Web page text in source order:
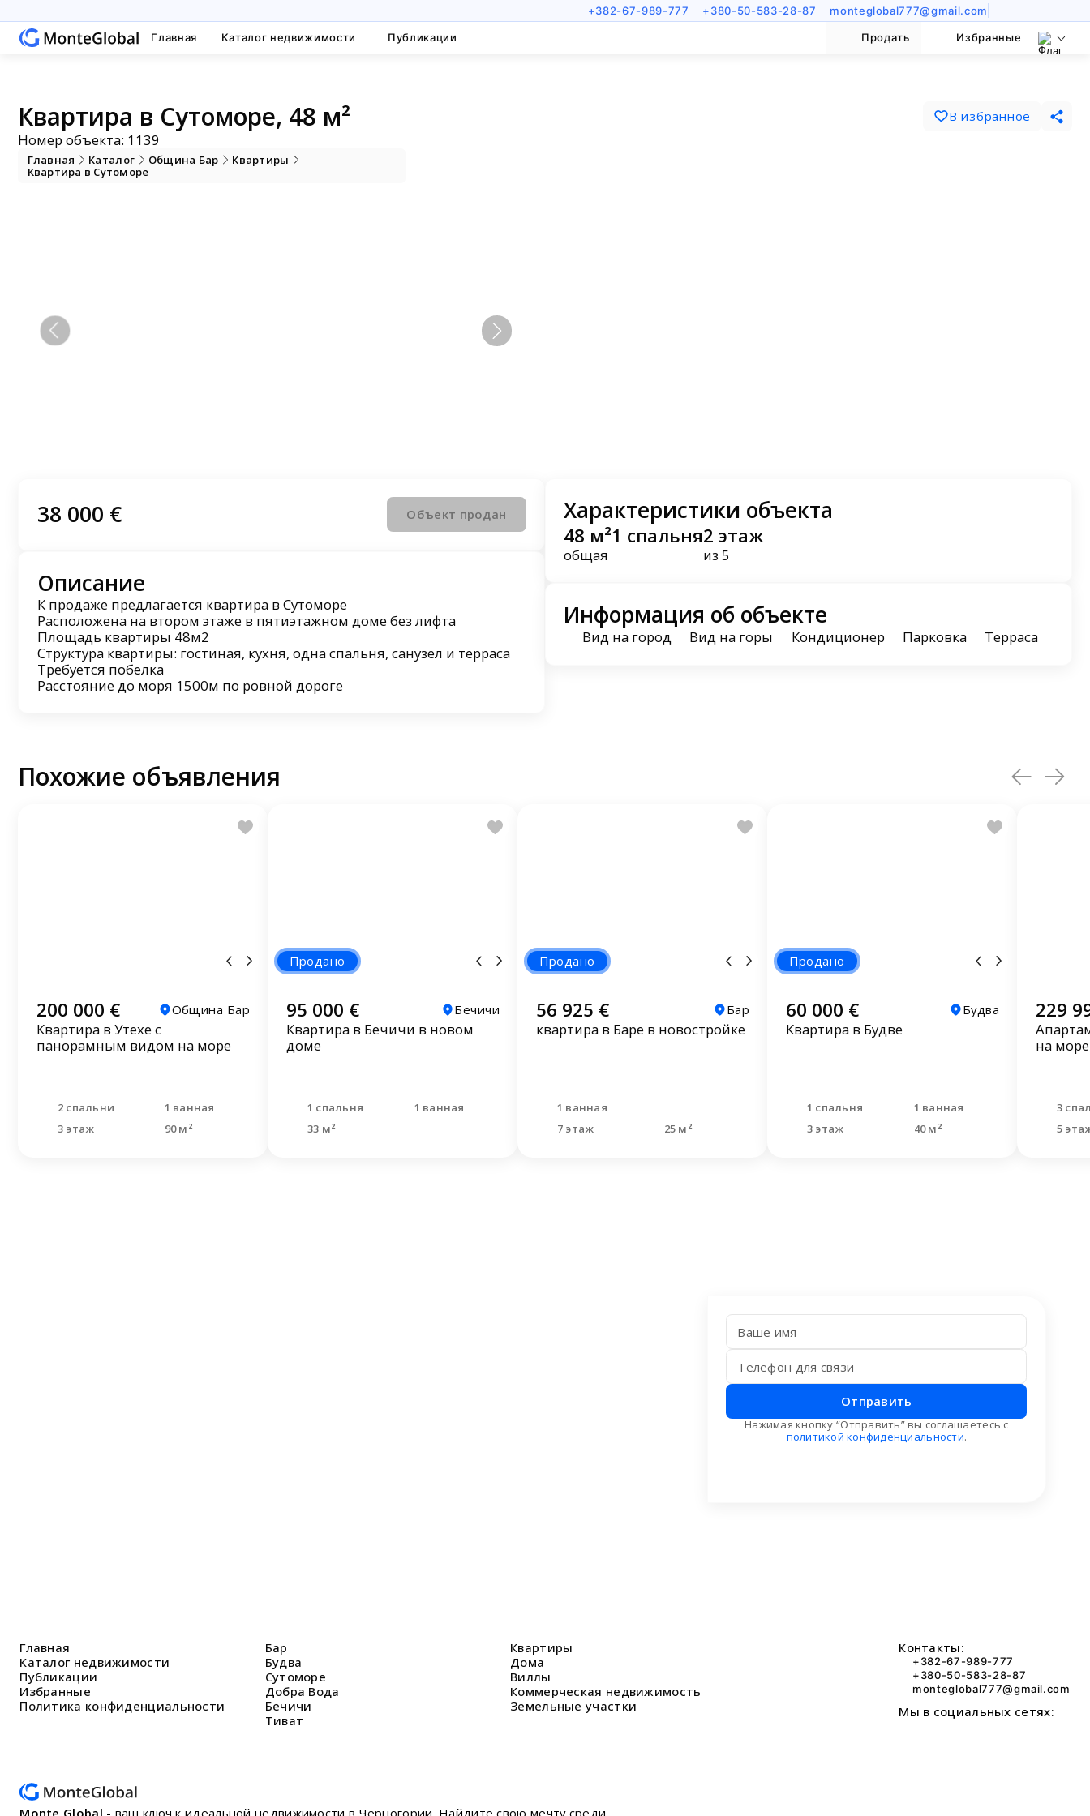
+382-67-989-777 +380-50-583-28-87 monteglobal777@gmail.com
Главная Каталог недвижимости Публикации Продать Избранные
Квартира в Сутоморе, 48 м²
Номер объекта: 1139
В избранное
Главная Каталог Община Бар
Квартиры
Квартира в Сутоморе
38 000 € Объект продан
Описание
К продаже предлагается квартира в Сутоморе
Расположена на втором этаже в пятиэтажном доме без лифта
Площадь квартиры 48м2
Структура квартиры: гостиная, кухня, одна спальня, санузел и терраса
Требуется побелка
Расстояние до моря 1500м по ровной дороге
Характеристики объекта
48 м²
общая
1 спальня2 этаж
из 5
Информация об объекте
Вид на город Вид на горы Кондиционер Парковка Терраса
Похожие объявления
200 000 € Община Бар
Квартира в Утехе с
панорамным видом на море
2 спальни
1 ванная
3 этаж
90 м²
Продано
95 000 € Бечичи
Квартира в Бечичи в новом
доме
1 спальня
1 ванная
33 м²
Продано
56 925 € Бар
квартира в Баре в новостройке
1 ванная
7 этаж
25 м²
Продано
60 000 € Будва
Квартира в Будве
1 спальня
1 ванная
3 этаж
40 м²
229
на море
3
5
Отправить
Нажимая кнопку “Отправить” вы соглашаетесь с
политикой конфиденциальности.
Главная
Каталог недвижимости
Публикации
Избранные
Политика конфиденциальности
Бар
Будва
Сутоморе
Добра Вода
Бечичи
Тиват
Квартиры
Дома
Виллы
Коммерческая недвижимость
Земельные участки
Контакты:
+382-67-989-777
+380-50-583-28-87
monteglobal777@gmail.com
Мы в социальных сетях: